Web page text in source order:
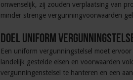
onwenselijk, zij zouden verplaatsing van
minder strenge vergunningvoorwaarden
Doel uniform
Een uniform vergunningstelsel moet
landelijk gestelde eisen en voorwaarden
vergunningenstelsel te hanteren en een